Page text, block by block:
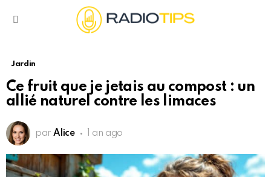
Jardin
Ce fruit que je jetais au compost : un
allié naturel contre les limaces
par Alice 1 an ago